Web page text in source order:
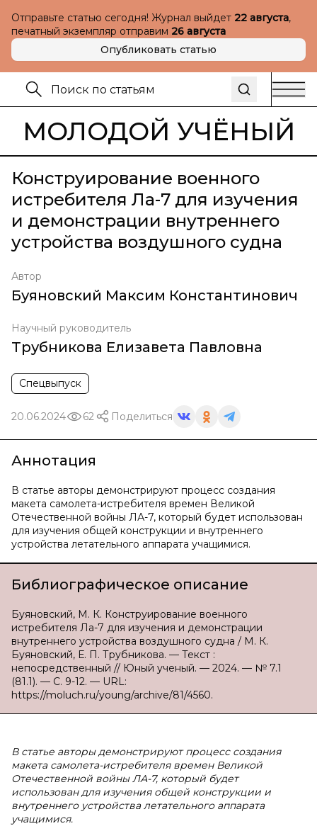
Отправьте статью сегодня! Журнал выйдет 22 августа,
печатный экземпляр отправим 26 августа
Опубликовать статью
МОЛОДОЙ УЧЁНЫЙ
Конструирование военного
истребителя Ла-7 для изучения
и демонстрации внутреннего
устройства воздушного судна
Автор
Буяновский Максим Константинович
Научный руководитель
Трубникова Елизавета Павловна
Спецвыпуск
20.06.2024 62 Поделиться
Аннотация
В статье авторы демонстрируют процесс создания
макета самолета-истребителя времен Великой
Отечественной войны ЛА-7, который будет использован
для изучения общей конструкции и внутреннего
устройства летательного аппарата учащимися.
Библиографическое описание
Буяновский, М. К. Конструирование военного
истребителя Ла-7 для изучения и демонстрации
внутреннего устройства воздушного судна / М. К.
Буяновский, Е. П. Трубникова. — Текст :
непосредственный // Юный ученый. — 2024. — № 7.1
(81.1). — С. 9-12. — URL:
https://moluch.ru/young/archive/81/4560.
В статье авторы демонстрируют процесс создания
макета самолета-истребителя времен Великой
Отечественной войны ЛА-7, который будет
использован для изучения общей конструкции и
внутреннего устройства летательного аппарата
учащимися.